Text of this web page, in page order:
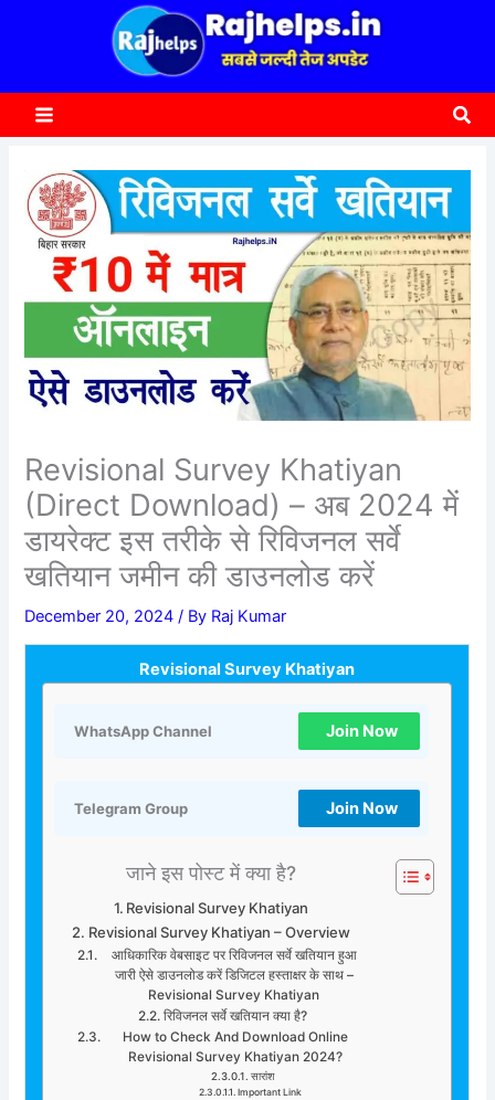
Revisional Survey Khatiyan
(Direct Download) – अब 2024 में
डायरेक्ट इस तरीके से रिविजनल सर्वे
खतियान जमीन की डाउनलोड करें
December 20, 2024/ By Raj Kumar
Revisional Survey Khatiyan
WhatsApp Channel Join Now
Telegram Group Join Now
जाने इस पोस्ट में क्या है?
Revisional Survey Khatiyan
Revisional Survey Khatiyan – Overview
आधिकारिक वेबसाइट पर रिविजनल सर्वे खतियान हुआ
जारी ऐसे डाउनलोड करें डिजिटल हस्ताक्षर के साथ –
Revisional Survey Khatiyan
रिविजनल सर्वे खतियान क्या है?
How to Check And Download Online
Revisional Survey Khatiyan 2024?
सारांश
Important Link
c